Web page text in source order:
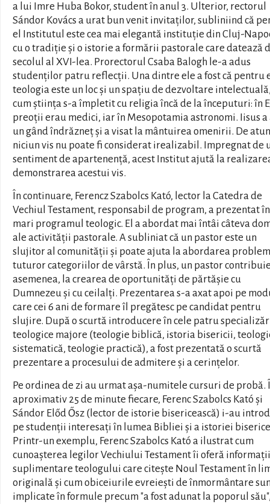
a lui Imre Huba Bokor, student în anul 3. Ulterior, rectorul
Sándor Kovács a urat bun venit invitaților, subliniind că
el Institutul este cea mai elegantă instituție din Cluj-
cu o tradiție și o istorie a formării pastorale care datează
secolul al XVI-lea. Prorectorul Csaba Balogh le-a adus
studenților patru reflecții. Una dintre ele a fost că pentru
teologia este un loc și un spațiu de dezvoltare
cum știința s-a împletit cu religia încă de la începuturi: în
preoții erau medici, iar în Mesopotamia astronomi. Iisus a
un gând îndrăzneț și a visat la mântuirea omenirii. De
niciun vis nu poate fi considerat irealizabil. Impregnat de
sentiment de apartenență, acest Institut ajută la
demonstrarea acestui vis.
În continuare, Ferencz Szabolcs Kató, lector la Catedra de
Vechiul Testament, responsabil de program, a prezentat
mari programul teologic. El a abordat mai întâi câteva
ale activității pastorale. A subliniat că un pastor este un
slujitor al comunității și poate ajuta la abordarea
tuturor categoriilor de vârstă. În plus, un pastor
asemenea, la crearea de oportunități de părtășie cu
Dumnezeu și cu ceilalți. Prezentarea s-a axat apoi pe
care cei 6 ani de formare îl pregătesc pe candidat pentru
slujire. După o scurtă introducere în cele patru
teologice majore (teologie biblică, istoria bisericii,
sistematică, teologie practică), a fost prezentată o scurtă
prezentare a procesului de admitere și a cerințelor.
Pe ordinea de zi au urmat așa-numitele cursuri de probă.
aproximativ 25 de minute fiecare, Ferenc Szabolcs Kató și
Sándor Előd Ősz (lector de istorie bisericească) i-au
pe studenții interesați în lumea Bibliei și a istoriei
Printr-un exemplu, Ferenc Szabolcs Kató a ilustrat cum
cunoașterea legilor Vechiului Testament îi oferă informații
suplimentare teologului care citește Noul Testament în
originală și cum obiceiurile evreiești de înmormântare
implicate în formule precum "a fost adunat la poporul